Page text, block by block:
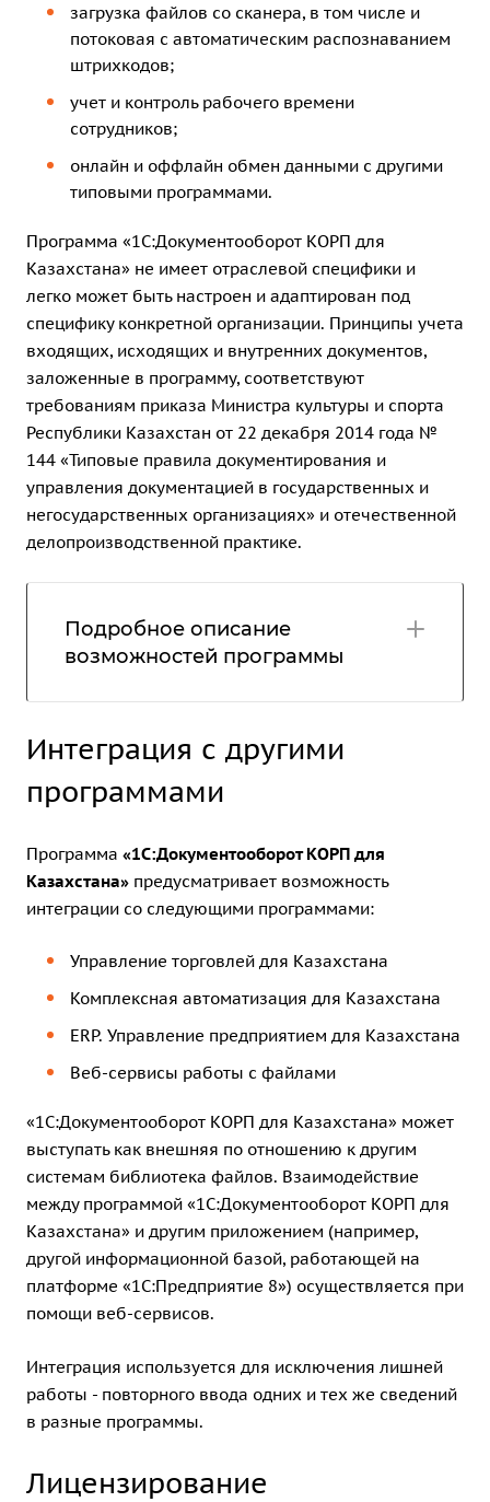
загрузка файлов со сканера, в том числе и
потоковая с автоматическим распознаванием
штрихкодов;
учет и контроль рабочего времени
сотрудников;
онлайн и оффлайн обмен данными с другими
типовыми программами.
Программа «1С:Документооборот КОРП для
Казахстана» не имеет отраслевой специфики и
легко может быть настроен и адаптирован под
специфику конкретной организации. Принципы учета
входящих, исходящих и внутренних документов,
заложенные в программу, соответствуют
требованиям приказа Министра культуры и спорта
Республики Казахстан от 22 декабря 2014 года №
144 «Типовые правила документирования и
управления документацией в государственных и
негосударственных организациях» и отечественной
делопроизводственной практике.
Подробное описание
возможностей программы
Интеграция с другими
программами
Программа «1С:Документооборот КОРП для
Казахстана» предусматривает возможность
интеграции со следующими программами:
Управление торговлей для Казахстана
Комплексная автоматизация для Казахстана
ERP. Управление предприятием для Казахстана
Веб-сервисы работы с файлами
«1С:Документооборот КОРП для Казахстана» может
выступать как внешняя по отношению к другим
системам библиотека файлов. Взаимодействие
между программой «1С:Документооборот КОРП для
Казахстана» и другим приложением (например,
другой информационной базой, работающей на
платформе «1С:Предприятие 8») осуществляется при
помощи веб-сервисов.
Интеграция используется для исключения лишней
работы - повторного ввода одних и тех же сведений
в разные программы.
Лицензирование